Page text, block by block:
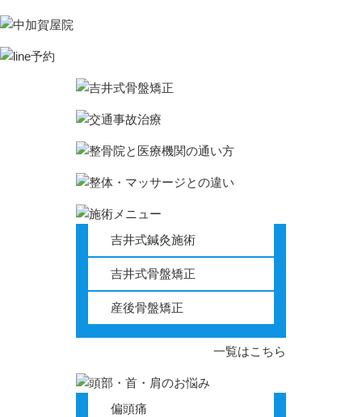
不安症
睡眠時疲労性症候群
吉井式鍼灸施術
吉井式骨盤矯正
産後骨盤矯正
一覧はこちら
偏頭痛